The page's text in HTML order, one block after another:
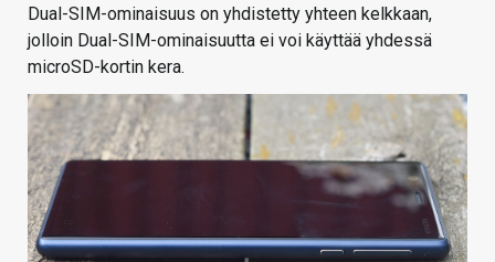
Dual-SIM-ominaisuus on yhdistetty yhteen kelkkaan,
jolloin Dual-SIM-ominaisuutta ei voi käyttää yhdessä
microSD-kortin kera.